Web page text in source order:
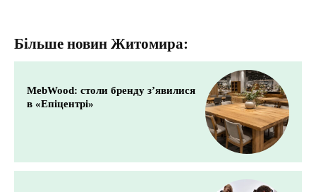
Більше новин Житомира:
MebWood: столи бренду з’явилися
в «Епіцентрі»